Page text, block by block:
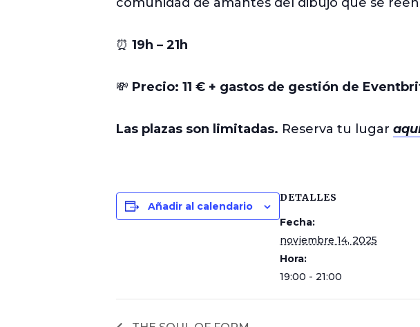
⏰ 19h – 21h
💸 Precio: 11 € + gastos de gestión de
Las plazas son limitadas. Reserva tu lugar
Añadir al calendario
DETALLES
Fecha:
noviembre 14, 2025
Hora:
19:00 - 21:00